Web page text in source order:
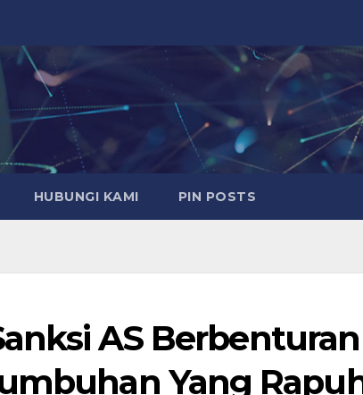
HUBUNGI KAMI PIN POSTS
AS Berbenturan
Yang